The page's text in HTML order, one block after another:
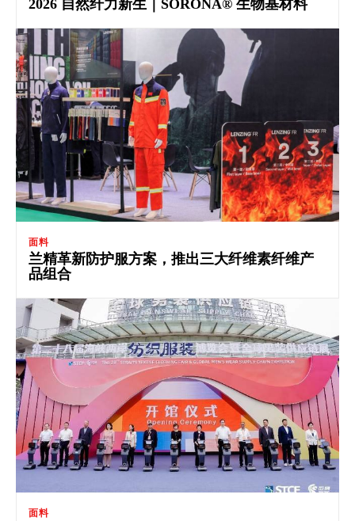
2026 自然纤力新生｜SORONA® 生物基材料
面料
兰精革新防护服方案，推出三大纤维素纤维产
品组合
面料